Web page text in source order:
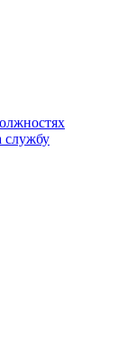
службу